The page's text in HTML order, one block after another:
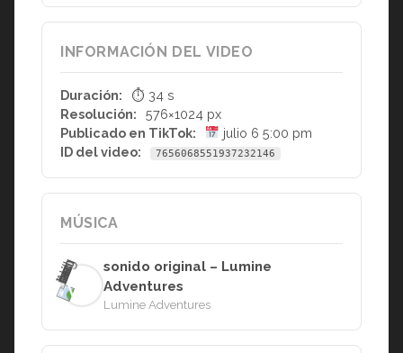
INFORMACIÓN DEL VIDEO
Duración:
⏱ 34 s
Resolución:
576×1024 px
Publicado en TikTok:
julio 6 5:00 pm
ID del video:
7656068551937232146
MÚSICA
sonido original – Lumine
Adventures
Lumine Adventures